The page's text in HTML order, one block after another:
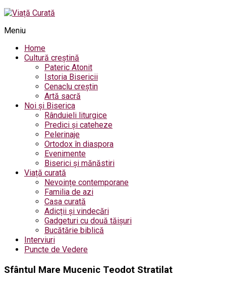
Meniu
Home
Cultură creștină
Pateric Atonit
Istoria Bisericii
Cenaclu creștin
Artă sacră
Noi și Biserica
Rânduieli liturgice
Predici și cateheze
Pelerinaje
Ortodox în diaspora
Evenimente
Biserici și mănăstiri
Viață curată
Nevoințe contemporane
Familia de azi
Casa curată
Adicții și vindecări
Gadgeturi cu două tăișuri
Bucătărie biblică
Interviuri
Puncte de Vedere
Sfântul Mare Mucenic Teodot Stratilat